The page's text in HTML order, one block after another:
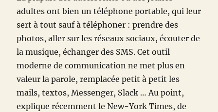
adultes ont bien un téléphone portable, qui leur
sert à tout sauf à téléphoner : prendre des
photos, aller sur les réseaux sociaux, écouter de
la musique, échanger des SMS. Cet outil
moderne de communication ne met plus en
valeur la parole, remplacée petit à petit les
mails, textos, Messenger, Slack … Au point,
explique récemment le New-York Times, de